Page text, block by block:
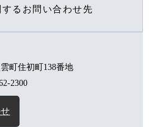
るお問い合わせ先
町住初町138番地
2300